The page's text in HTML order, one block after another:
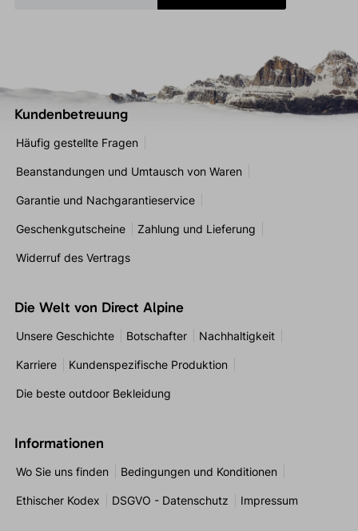
Kundenbetreuung
Häufig gestellte Fragen
Beanstandungen und Umtausch von Waren
Garantie und Nachgarantieservice
Geschenkgutscheine Zahlung und Lieferung
Widerruf des Vertrags
Die Welt von Direct Alpine
Unsere Geschichte Botschafter Nachhaltigkeit
Karriere Kundenspezifische Produktion
Die beste outdoor Bekleidung
Informationen
Wo Sie uns finden Bedingungen und Konditionen
Ethischer Kodex DSGVO - Datenschutz Impressum